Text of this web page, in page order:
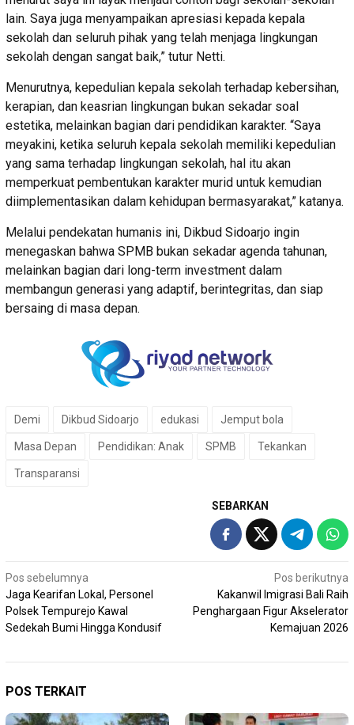
lain. Saya juga menyampaikan apresiasi kepada kepala
sekolah dan seluruh pihak yang telah menjaga lingkungan
sekolah dengan sangat baik,” tutur Netti.
Menurutnya, kepedulian kepala sekolah terhadap kebersihan,
kerapian, dan keasrian lingkungan bukan sekadar soal
estetika, melainkan bagian dari pendidikan karakter. “Saya
meyakini, ketika seluruh kepala sekolah memiliki kepedulian
yang sama terhadap lingkungan sekolah, hal itu akan
memperkuat pembentukan karakter murid untuk kemudian
diimplementasikan dalam kehidupan bermasyarakat,” katanya.
Melalui pendekatan humanis ini, Dikbud Sidoarjo ingin
menegaskan bahwa SPMB bukan sekadar agenda tahunan,
melainkan bagian dari long-term investment dalam
membangun generasi yang adaptif, berintegritas, dan siap
bersaing di masa depan.
Demi Dikbud Sidoarjo edukasi Jemput bola
Masa Depan Pendidikan: Anak SPMB Tekankan
Transparansi
SEBARKAN
Navigasi
pos
Pos sebelumnya
Jaga Kearifan Lokal, Personel
Polsek Tempurejo Kawal
Sedekah Bumi Hingga Kondusif
Pos berikutnya
Kakanwil Imigrasi Bali Raih
Penghargaan Figur Akselerator
Kemajuan 2026
POS TERKAIT